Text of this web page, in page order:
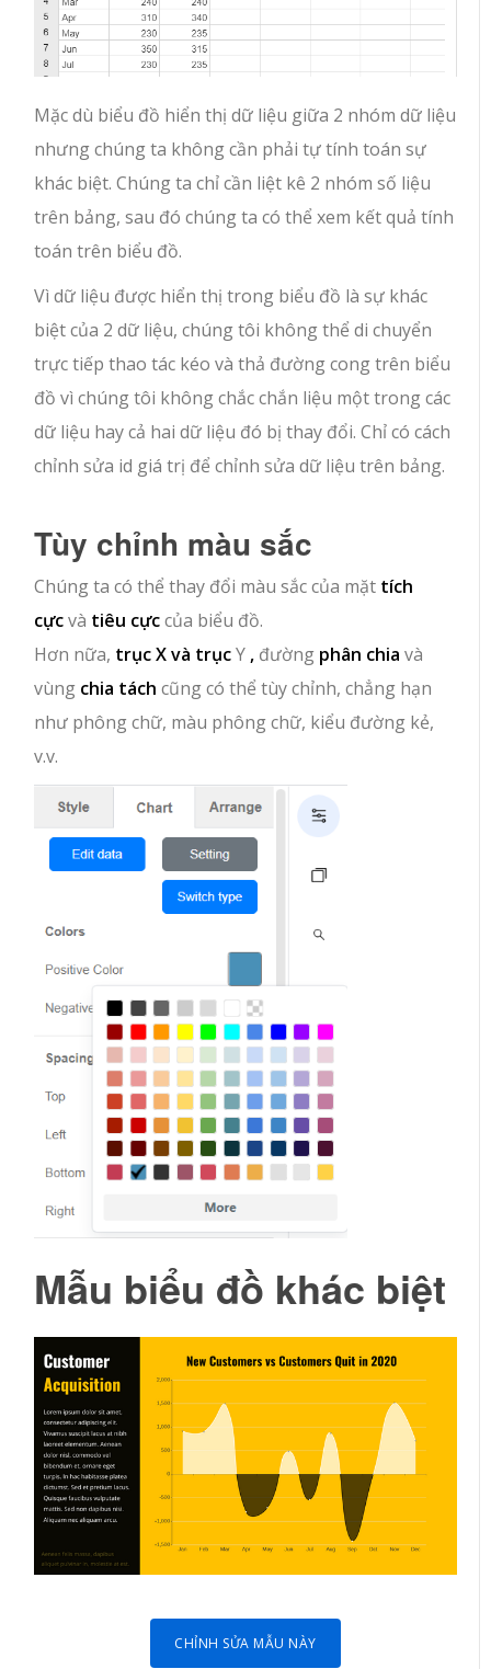
Mặc dù biểu đồ hiển thị dữ liệu giữa 2 nhóm dữ liệu
nhưng chúng ta không cần phải tự tính toán sự
khác biệt. Chúng ta chỉ cần liệt kê 2 nhóm số liệu
trên bảng, sau đó chúng ta có thể xem kết quả tính
toán trên biểu đồ.
Vì dữ liệu được hiển thị trong biểu đồ là sự khác
biệt của 2 dữ liệu, chúng tôi không thể di chuyển
trực tiếp thao tác kéo và thả đường cong trên biểu
đồ vì chúng tôi không chắc chắn liệu một trong các
dữ liệu hay cả hai dữ liệu đó bị thay đổi. Chỉ có cách
chỉnh sửa id giá trị để chỉnh sửa dữ liệu trên bảng.
Tùy chỉnh màu sắc
Chúng ta có thể thay đổi màu sắc của mặt tích
cựcvà tiêu cựccủa biểu đồ.
Hơn nữa, trục X và trụcY , đường phân chia và
vùng chia tách cũng có thể tùy chỉnh, chẳng hạn
như phông chữ, màu phông chữ, kiểu đường kẻ,
v.v.
Mẫu biểu đồ khác biệt
CHỈNH SỬA MẪU NÀY